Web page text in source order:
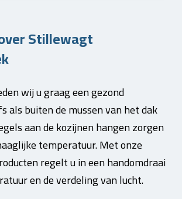
Stillewagt
wij u graag een gezond
als buiten de mussen van het dak
aan de kozijnen hangen zorgen
temperatuur. Met onze
regelt u in een handomdraai
en de verdeling van lucht.